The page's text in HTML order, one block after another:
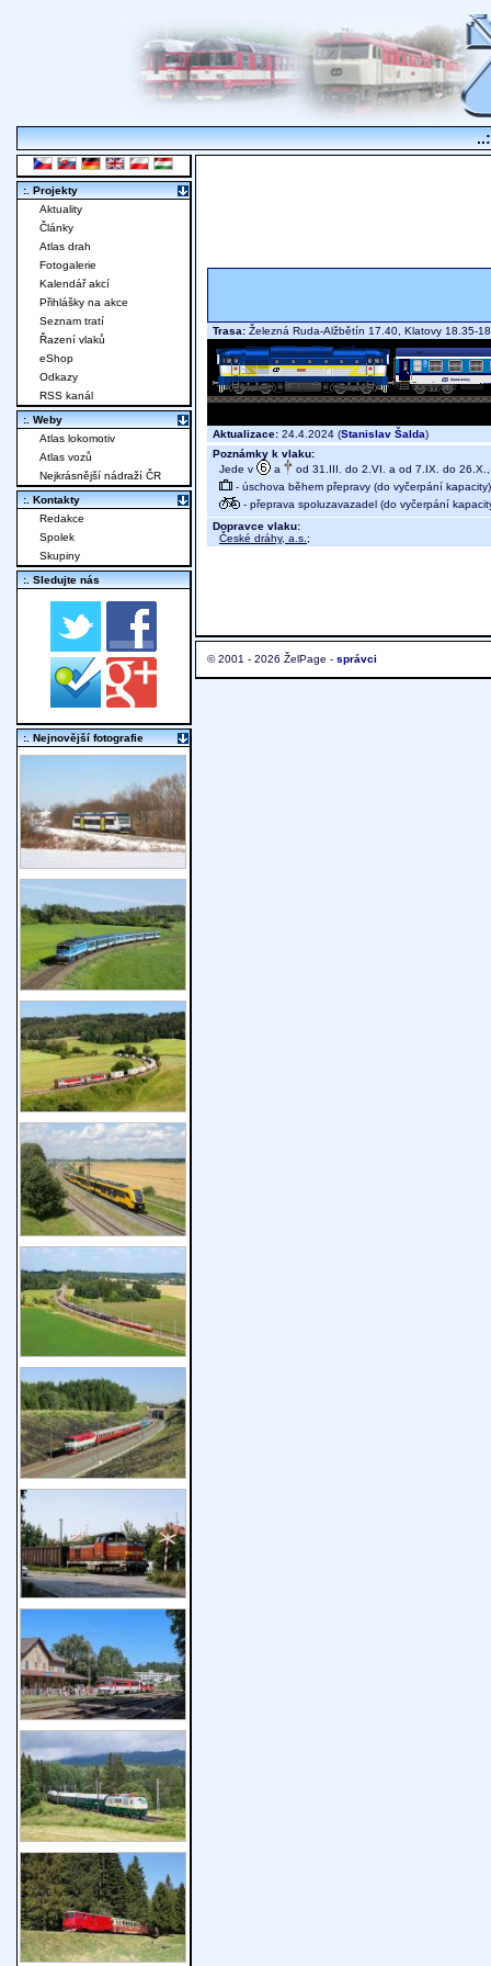
Trasa: Železná Ruda-Alžbětín 17.40, Klatovy 18.35-
Aktualizace: 24.4.2024 (Stanislav Šalda)
Poznámky k vlaku:
Jede v
a
od 31.III. do 2.VI. a od 7.IX. do
- úschova během přepravy (do vyčerpání kapacity)
- přeprava spoluzavazadel (do vyčerpání
Dopravce vlaku:
České dráhy, a.s. ;
© 2001 - 2026 ŽelPage - správci
:. Projekty
Aktuality
Články
Atlas drah
Fotogalerie
Kalendář akcí
Přihlášky na akce
Seznam tratí
Řazení vlaků
eShop
Odkazy
RSS kanál
:. Weby
Atlas lokomotiv
Atlas vozů
Nejkrásnější nádraží ČR
:. Kontakty
Redakce
Spolek
Skupiny
:. Sledujte nás
:. Nejnovější fotografie